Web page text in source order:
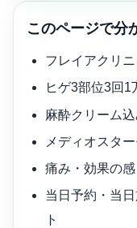
このページで分
フレイアクリ
ヒゲ3部位3回1
麻酔クリーム
メディオスタ
痛み・効果の
当日予約・当
ト